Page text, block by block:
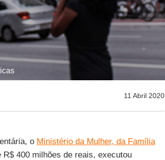
11 Abril 2020
o Ministério da Mulher, da Família
R$ 400 milhões de reais, executou